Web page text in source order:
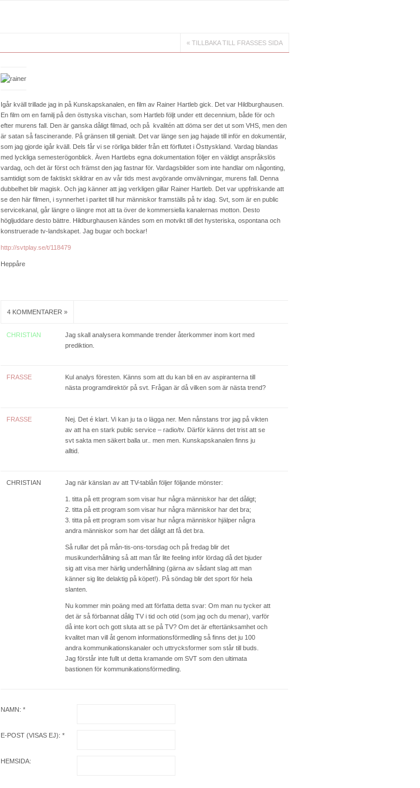
« TILLBAKA TILL FRASSES SIDA
Igår kväll trillade jag in på Kunskapskanalen, en film av Rainer Hartleb gick. Det var Hildburghausen.
En film om en familj på den östtyska vischan, som Hartleb följt under ett decennium, både för och
efter murens fall. Den är ganska dåligt filmad, och på kvalitén att döma ser det ut som VHS, men den
är satan så fascinerande. På gränsen till genialt. Det var länge sen jag hajade till inför en dokumentär,
som jag gjorde igår kväll. Dels får vi se rörliga bilder från ett förflutet i Östtyskland. Vardag blandas
med lyckliga semesterögonblick. Även Hartlebs egna dokumentation följer en väldigt anspråkslös
vardag, och det är först och främst den jag fastnar för. Vardagsbilder som inte handlar om någonting,
samtidigt som de faktiskt skildrar en av vår tids mest avgörande omvälvningar, murens fall. Denna
dubbelhet blir magisk. Och jag känner att jag verkligen gillar Rainer Hartleb. Det var uppfriskande att
se den här filmen, i synnerhet i paritet till hur människor framställs på tv idag. Svt, som är en public
servicekanal, går längre o längre mot att ta över de kommersiella kanalernas motton. Desto
högljuddare desto bättre. Hildburghausen kändes som en motvikt till det hysteriska, ospontana och
konstruerade tv-landskapet. Jag bugar och bockar!
http://svtplay.se/t/118479
Heppåre
4 KOMMENTARER »
CHRISTIAN
Jag skall analysera kommande trender återkommer inom kort med
prediktion.
FRASSE
Kul analys föresten. Känns som att du kan bli en av aspiranterna till
nästa programdirektör på svt. Frågan är då vilken som är nästa trend?
FRASSE
Nej. Det é klart. Vi kan ju ta o lägga ner. Men nånstans tror jag på vikten
av att ha en stark public service – radio/tv. Därför känns det trist att se
svt sakta men säkert balla ur.. men men. Kunskapskanalen finns ju
alltid.
CHRISTIAN Jag när känslan av att TV-tablån följer följande mönster:
1. titta på ett program som visar hur några människor har det dåligt;
2. titta på ett program som visar hur några människor har det bra;
3. titta på ett program som visar hur några människor hjälper några
andra människor som har det dåligt att få det bra.
Så rullar det på mån-tis-ons-torsdag och på fredag blir det
musikunderhållning så att man får lite feeling inför lördag då det bjuder
sig att visa mer härlig underhållning (gärna av sådant slag att man
känner sig lite delaktig på köpet!). På söndag blir det sport för hela
slanten.
Nu kommer min poäng med att författa detta svar: Om man nu tycker att
det är så förbannat dålig TV i tid och otid (som jag och du menar), varför
då inte kort och gott sluta att se på TV? Om det är eftertänksamhet och
kvalitet man vill åt genom informationsförmedling så finns det ju 100
andra kommunikationskanaler och uttrycksformer som står till buds.
Jag förstår inte fullt ut detta kramande om SVT som den ultimata
bastionen för kommunikationsförmedling.
NAMN: *
E-POST (VISAS EJ): *
HEMSIDA: